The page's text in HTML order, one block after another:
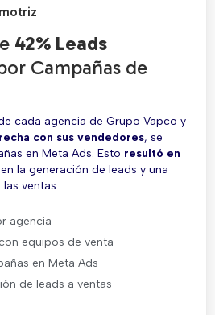
42% Leads
Campañas de
cada agencia de Grupo Vapco y
con sus vendedores, se
en Meta Ads. Esto resultó en
en la generación de leads y una
ventas.
agencia
equipos de venta
en Meta Ads
de leads a ventas